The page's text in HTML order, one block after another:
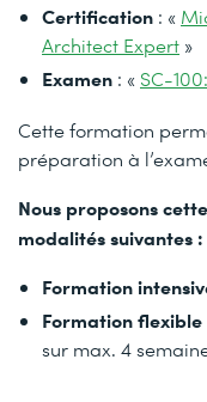
Certification : «
Architect Expert »
Examen : « SC-
Cette formation
préparation à
Nous proposons
modalités suivantes :
Formation
Formation flexible
sur max. 4